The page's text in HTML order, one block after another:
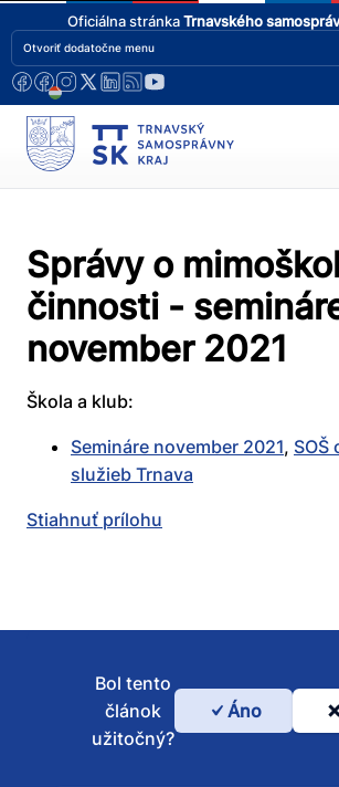
Oficiálna stránkaTrnavského
Otvoriť dodatočne menu
Správy o
činnosti -
november 2021
Škola a klub:
Semináre november 2021, SOŠ
služieb Trnava
Stiahnuť prílohu
Bol
Bol tento
článok
užitočný?
Áno